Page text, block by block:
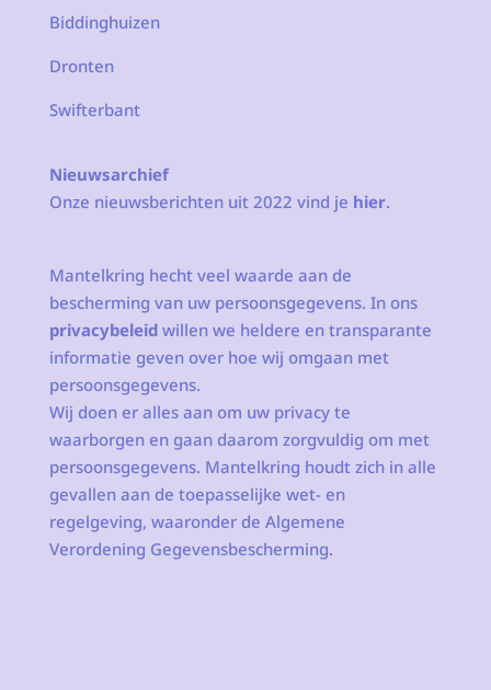
Biddinghuizen
Dronten
Swifterbant
Nieuwsarchief
Onze nieuwsberichten uit 2022 vind je hier.
Mantelkring hecht veel waarde aan de
bescherming van uw persoonsgegevens. In ons
privacybeleidwillen we heldere en transparante
informatie geven over hoe wij omgaan met
persoonsgegevens.
Wij doen er alles aan om uw privacy te
waarborgen en gaan daarom zorgvuldig om met
persoonsgegevens. Mantelkring houdt zich in alle
gevallen aan de toepasselijke wet- en
regelgeving, waaronder de Algemene
Verordening Gegevensbescherming.